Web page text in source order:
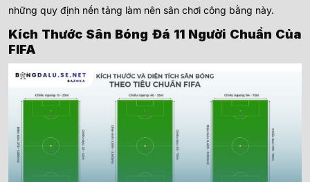
những quy định nền tảng làm nên sân chơi công bằng này.
Kích Thước Sân Bóng Đá 11 Người Chuẩn Của
FIFA